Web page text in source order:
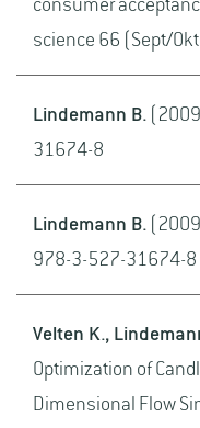
consumer
science 66 (Sept/
Lindemann B.
31674-8
Lindemann B.
978-3-527-31674-8
Velten K.,
Optimization of
Dimensional Flow